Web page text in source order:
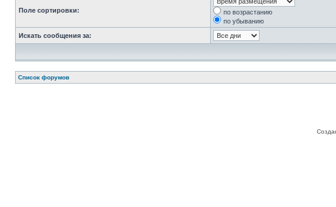
Поле сортировки:
по возрастанию
по убыванию
Искать сообщения за:
Список форумов